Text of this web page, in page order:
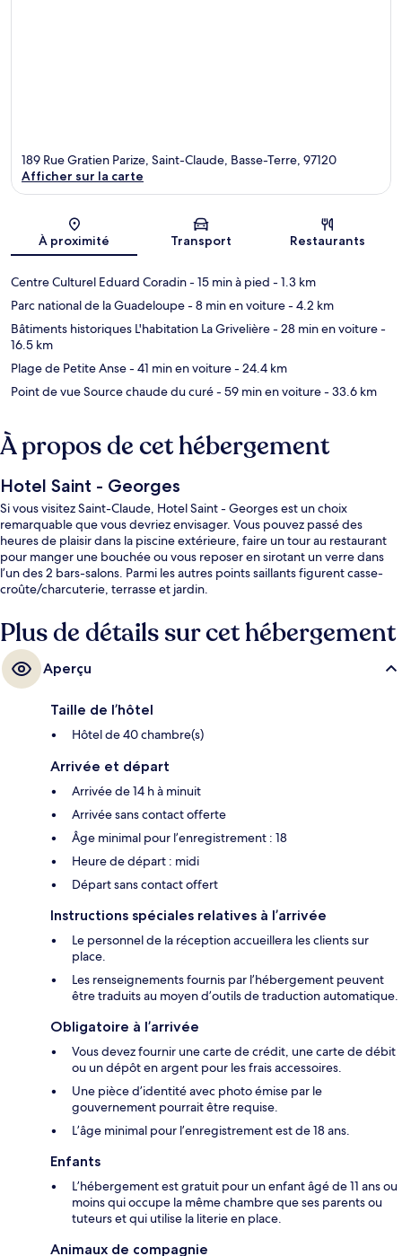
Carte
189 Rue Gratien Parize, Saint-Claude, Basse-Terre, 97120
Afficher sur la carte
À proximité Transport Restaurants
Centre Culturel Eduard Coradin- 15 min à pied - 1.3 km
Parc national de la Guadeloupe- 8 min en voiture- 4.2 km
Bâtiments historiques L'habitation La Grivelière- 28 min en voiture-
16.5 km
Plage de Petite Anse- 41 min en voiture- 24.4 km
Point de vue Source chaude du curé- 59 min en voiture- 33.6 km
À propos de cet hébergement
Hotel Saint - Georges
Si vous visitez Saint-Claude, Hotel Saint - Georges est un choix
remarquable que vous devriez envisager. Vous pouvez passé des
heures de plaisir dans la piscine extérieure, faire un tour au restaurant
pour manger une bouchée ou vous reposer en sirotant un verre dans
l’un des 2 bars-salons. Parmi les autres points saillants figurent casse-
croûte/charcuterie, terrasse et jardin.
Plus de détails sur cet hébergement
Aperçu
Taille de l’hôtel
Hôtel de 40 chambre(s)
Arrivée et départ
Arrivée de 14 h à minuit
Arrivée sans contact offerte
Âge minimal pour l’enregistrement : 18
Heure de départ : midi
Départ sans contact offert
Instructions spéciales relatives à l’arrivée
Le personnel de la réception accueillera les clients sur
place.
Les renseignements fournis par l’hébergement peuvent
être traduits au moyen d’outils de traduction automatique.
Obligatoire à l’arrivée
Vous devez fournir une carte de crédit, une carte de débit
ou un dépôt en argent pour les frais accessoires.
Une pièce d’identité avec photo émise par le
gouvernement pourrait être requise.
L’âge minimal pour l’enregistrement est de 18 ans.
Enfants
L’hébergement est gratuit pour un enfant âgé de 11 ans ou
moins qui occupe la même chambre que ses parents ou
tuteurs et qui utilise la literie en place.
Animaux de compagnie